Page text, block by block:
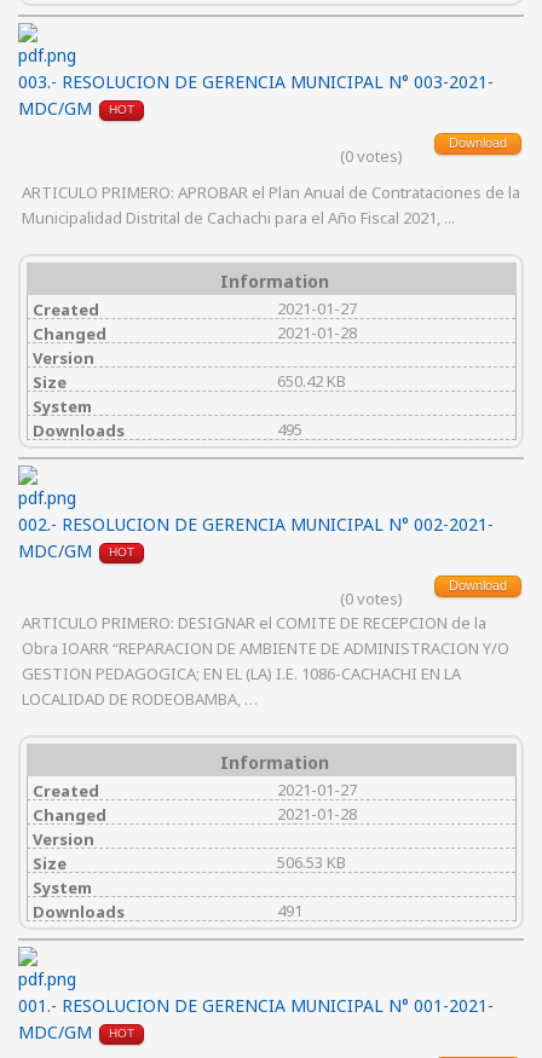
003.- RESOLUCION DE GERENCIA MUNICIPAL N° 003-2021-
MDC/GM
HOT
Download
(0 votes)
ARTICULO PRIMERO: APROBAR el Plan Anual de Contrataciones de la
Municipalidad Distrital de Cachachi para el Año Fiscal 2021, ...
Information
Created
2021-01-27
Changed
2021-01-28
Version
Size
650.42 KB
System
Downloads
495
002.- RESOLUCION DE GERENCIA MUNICIPAL N° 002-2021-
MDC/GM
HOT
Download
(0 votes)
ARTICULO PRIMERO: DESIGNAR el COMITE DE RECEPCION de la
Obra IOARR “REPARACION DE AMBIENTE DE ADMINISTRACION Y/O
GESTION PEDAGOGICA; EN EL (LA) I.E. 1086-CACHACHI EN LA
LOCALIDAD DE RODEOBAMBA, …
Information
Created
2021-01-27
Changed
2021-01-28
Version
Size
506.53 KB
System
Downloads
491
001.- RESOLUCION DE GERENCIA MUNICIPAL N° 001-2021-
MDC/GM
HOT